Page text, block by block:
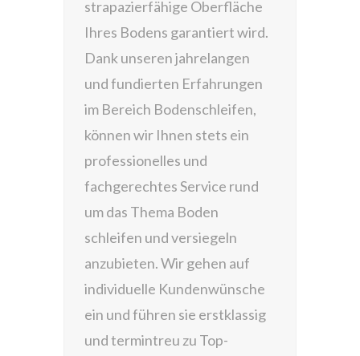
strapazierfähige Oberfläche
Ihres Bodens garantiert wird.
Dank unseren jahrelangen
und fundierten Erfahrungen
im Bereich Bodenschleifen,
können wir Ihnen stets ein
professionelles und
fachgerechtes Service rund
um das Thema Boden
schleifen und versiegeln
anzubieten. Wir gehen auf
individuelle Kundenwünsche
ein und führen sie erstklassig
und termintreu zu Top-